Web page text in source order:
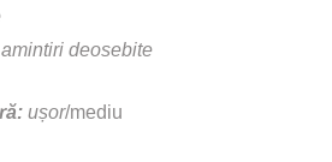
deosebite
ușor/mediu